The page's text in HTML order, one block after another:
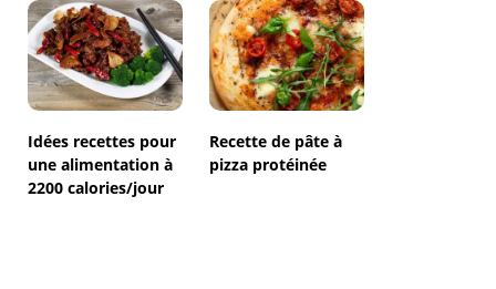
Idées recettes pour
une alimentation à
2200 calories/jour
Recette de pâte à
pizza protéinée